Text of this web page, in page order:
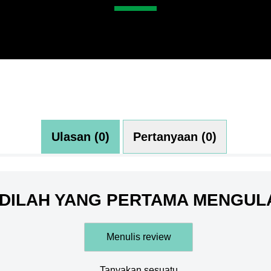
Ulasan (0) Pertanyaan (0)
YANG PERTAMA
Menulis review